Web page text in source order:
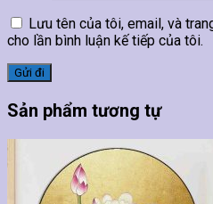
Lưu tên của tôi, email, và
cho lần bình luận kế tiếp của tôi.
Sản phẩm tương tự